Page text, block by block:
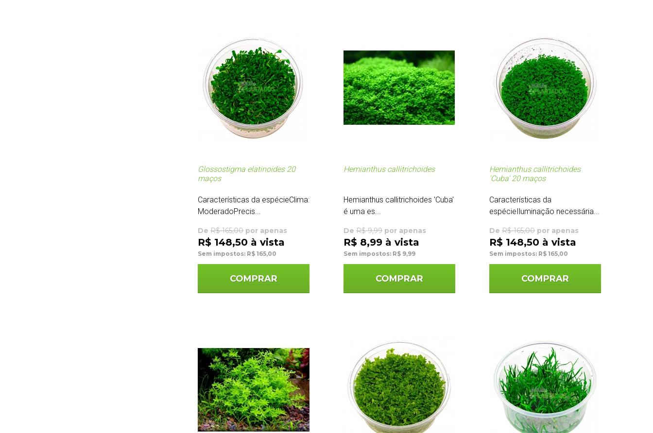
Glossostigma elatinoides 20
maços
Características da espécieClima:
ModeradoPrecis...
De R$ 165,00 por apenas
R$ 148,50 à vista
Sem impostos: R$ 165,00
COMPRAR
Hemianthus callitrichoides
Hemianthus callitrichoides 'Cuba'
é uma es...
De R$ 9,99por apenas
R$ 8,99 à vista
Sem impostos: R$ 9,99
COMPRAR
Hemianthus callitrichoides
'Cuba' 20 maços
Características da
espécieIluminação necessária...
De R$ 165,00por apenas
R$ 148,50 à vista
Sem impostos: R$ 165,00
COMPRAR